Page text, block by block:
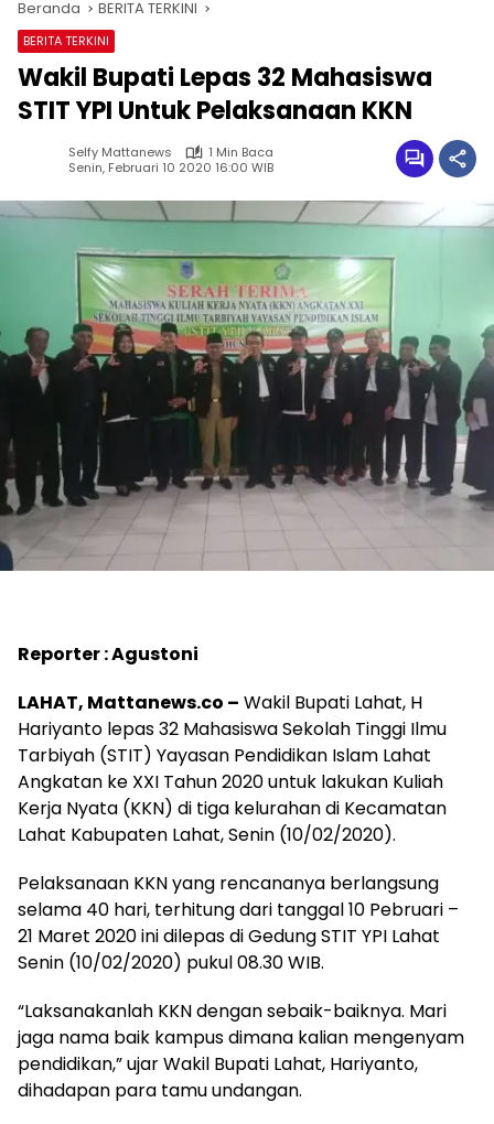
Beranda BERITA TERKINI
BERITA TERKINI
Wakil Bupati Lepas 32 Mahasiswa
STIT YPI Untuk Pelaksanaan KKN
Selfy Mattanews
1 Min Baca
Senin, Februari 10 2020 16:00 WIB
Reporter : Agustoni
LAHAT, Mattanews.co – Wakil Bupati Lahat, H
Hariyanto lepas 32 Mahasiswa Sekolah Tinggi Ilmu
Tarbiyah (STIT) Yayasan Pendidikan Islam Lahat
Angkatan ke XXI Tahun 2020 untuk lakukan Kuliah
Kerja Nyata (KKN) di tiga kelurahan di Kecamatan
Lahat Kabupaten Lahat, Senin (10/02/2020).
Pelaksanaan KKN yang rencananya berlangsung
selama 40 hari, terhitung dari tanggal 10 Pebruari –
21 Maret 2020 ini dilepas di Gedung STIT YPI Lahat
Senin (10/02/2020) pukul 08.30 WIB.
“Laksanakanlah KKN dengan sebaik-baiknya. Mari
jaga nama baik kampus dimana kalian mengenyam
pendidikan,” ujar Wakil Bupati Lahat, Hariyanto,
dihadapan para tamu undangan.